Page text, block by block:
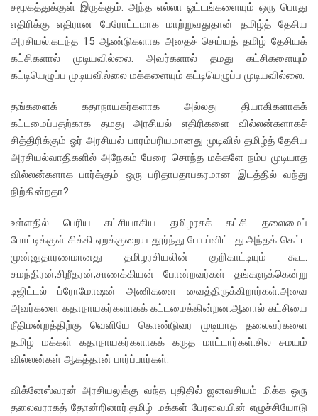
சமூகத்துக்குள் இருக்கும். அந்த எல்லா ஓட்டங்களையும் ஒரு பொது
எதிரிக்கு எதிரான பேரோட்டமாக மாற்றுவதுதான் தமிழ்த் தேசிய
அரசியல்.கடந்த 15 ஆண்டுகளாக அதைச் செய்யத் தமிழ் தேசியக்
கட்சிகளால் முடியவில்லை. அவர்களால் தமது கட்சிகளையும்
கட்டியெழுப்ப முடியவில்லை மக்களையும் கட்டியெழுப்ப முடியவில்லை.
தங்களைக் கதாநாயகர்களாக அல்லது தியாகிகளாகக்
கட்டமைப்பதற்காக தமது அரசியல் எதிரிகளை வில்லன்களாகச்
சித்திரிக்கும் ஓர் அரசியல் பாரம்பரியமானது முடிவில் தமிழ்த் தேசிய
அரசியல்வாதிகளில் அநேகம் பேரை சொந்த மக்களே நம்ப முடியாத
வில்லன்களாக பார்க்கும் ஒரு பரிதாபதாபகரமான இடத்தில் வந்து
நிற்கின்றதா?
உள்ளதில் பெரிய கட்சியாகிய தமிழரசுக் கட்சி தலைமைப்
போட்டிக்குள் சிக்கி ஏறக்குறைய தூர்ந்து போய்விட்டது.அந்தக் கெட்ட
முன்னுதாரணமானது தமிழரசியலின் குறிகாட்டியும் கூட.
சுமந்திரன்,சிறீதரன்,சாணக்கியன் போன்றவர்கள் தங்களுக்கென்று
டிஜிட்டல் ப்ரோமோஷன் அணிகளை வைத்திருக்கிறார்கள்.அவை
அவர்களை கதாநாயகர்களாகக் கட்டமைக்கின்றன.ஆனால் கட்சியை
நீதிமன்றத்திற்கு வெளியே கொண்டுவர முடியாத தலைவர்களை
தமிழ் மக்கள் கதாநாயகர்களாகக் கருத மாட்டார்கள்.சில சமயம்
வில்லன்கள் ஆகத்தான் பார்ப்பார்கள்.
விக்னேஸ்வரன் அரசியலுக்கு வந்த புதிதில் ஜனவசியம் மிக்க ஒரு
தலைவராகத் தோன்றினார்.தமிழ் மக்கள் பேரவையின் எழுச்சியோடு